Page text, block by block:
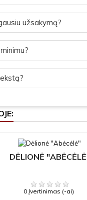
užsakymą?
DĖLIONĖ
0 Įvertinimas (-ai)